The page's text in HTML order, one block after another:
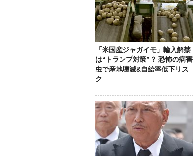
「米国産ジャガイモ」輸入解禁
は“トランプ対策”？ 恐怖の病害
虫で産地壊滅&自給率低下リス
ク